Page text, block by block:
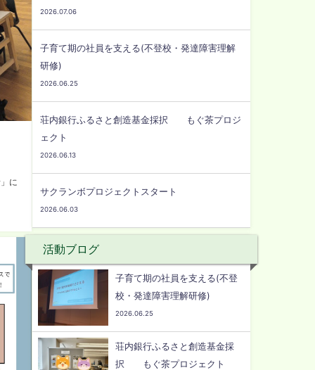
に
2026.07.06
子育て期の社員を支える(不登校・発達障害理解
研修)
2026.06.25
荘内銀行ふるさと創造基金採択 もぐ茶プロジ
ェクト
2026.06.13
サクランボプロジェクトスタート
2026.06.03
活動ブログ
子育て期の社員を支える(不登
校・発達障害理解研修)
2026.06.25
荘内銀行ふるさと創造基金採
択 もぐ茶プロジェクト